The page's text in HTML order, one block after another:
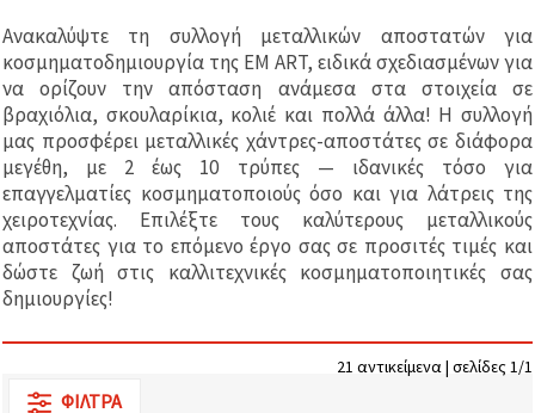
τη σωστή
λειτουργία
του
ιστότοπου,
να
βελτιώσουμε
την
εμπειρία
σας και, με
τη
συγκατάθεσή
σας, να
αναλύουμε
την
επισκεψιμότητα
και να
διαφημίσεις,
Ανακαλύψτε τη συλλογή μεταλλικών αποστατών για
κοσμηματοδημιουργία της EM ART, ειδικά σχεδιασμένων για
να ορίζουν την απόσταση ανάμεσα στα στοιχεία σε
βραχιόλια, σκουλαρίκια, κολιέ και πολλά άλλα! Η συλλογή
μας προσφέρει μεταλλικές χάντρες-αποστάτες σε διάφορα
μεγέθη, με 2 έως 10 τρύπες — ιδανικές τόσο για
επαγγελματίες κοσμηματοποιούς όσο και για λάτρεις της
χειροτεχνίας. Επιλέξτε τους καλύτερους μεταλλικούς
αποστάτες για το επόμενο έργο σας σε προσιτές τιμές και
δώστε ζωή στις καλλιτεχνικές κοσμηματοποιητικές σας
δημιουργίες!
21 αντικείμενα | σελίδες 1/1
ΦΊΛΤΡΑ